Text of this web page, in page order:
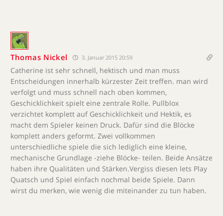
Thomas Nickel 3. Januar 2015 20:59
Catherine ist sehr schnell, hektisch und man muss
Entscheidungen innerhalb kürzester Zeit treffen. man wird
verfolgt und muss schnell nach oben kommen,
Geschicklichkeit spielt eine zentrale Rolle. Pullblox
verzichtet komplett auf Geschicklichkeit und Hektik, es
macht dem Spieler keinen Druck. Dafür sind die Blöcke
komplett anders geformt. Zwei vollkommen
unterschiedliche spiele die sich lediglich eine kleine,
mechanische Grundlage -ziehe Blöcke- teilen. Beide Ansätze
haben ihre Qualitäten und Stärken.Vergiss diesen lets Play
Quatsch und Spiel einfach nochmal beide Spiele. Dann
wirst du merken, wie wenig die miteinander zu tun haben.